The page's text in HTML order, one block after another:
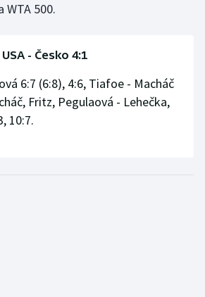
WTA 500.
USA - Česko 4:1
6:7 (6:8), 4:6, Tiafoe - Macháč
Fritz, Pegulaová - Lehečka,
10:7.